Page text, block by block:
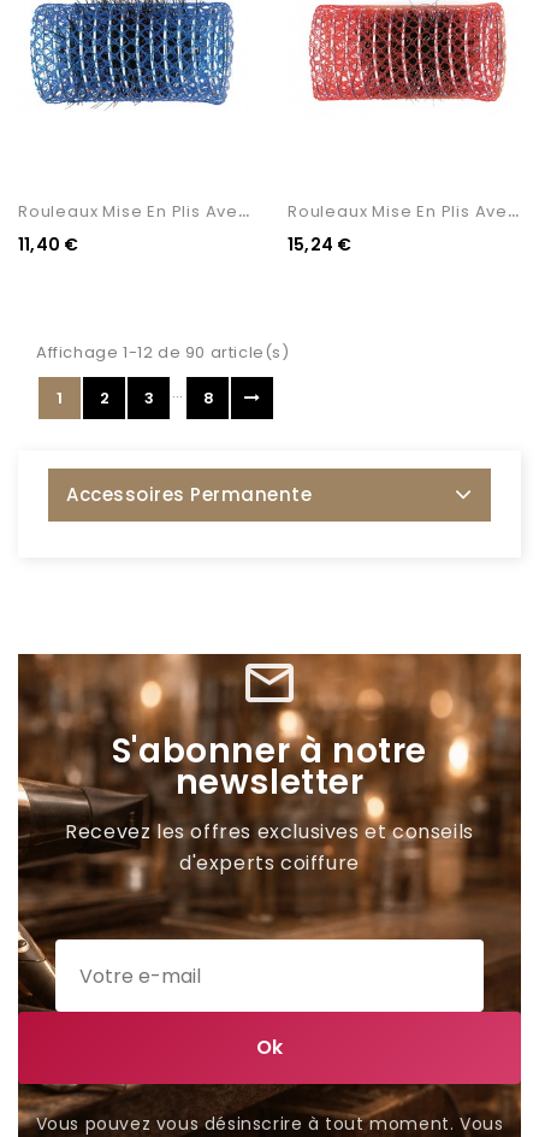
R
Ouleaux Mise En Plis Avec...
11,40 €
R
Ouleaux Mise En Plis Avec...
15,24 €
Affichage 1-12 de 90 article(s)
1
2 3 … 8
Accessoires Permanente
mail_outline
S'abonner à notre
newsletter
Recevez les offres exclusives et conseils
d'experts coiffure
Vous pouvez vous désinscrire à tout moment. Vous